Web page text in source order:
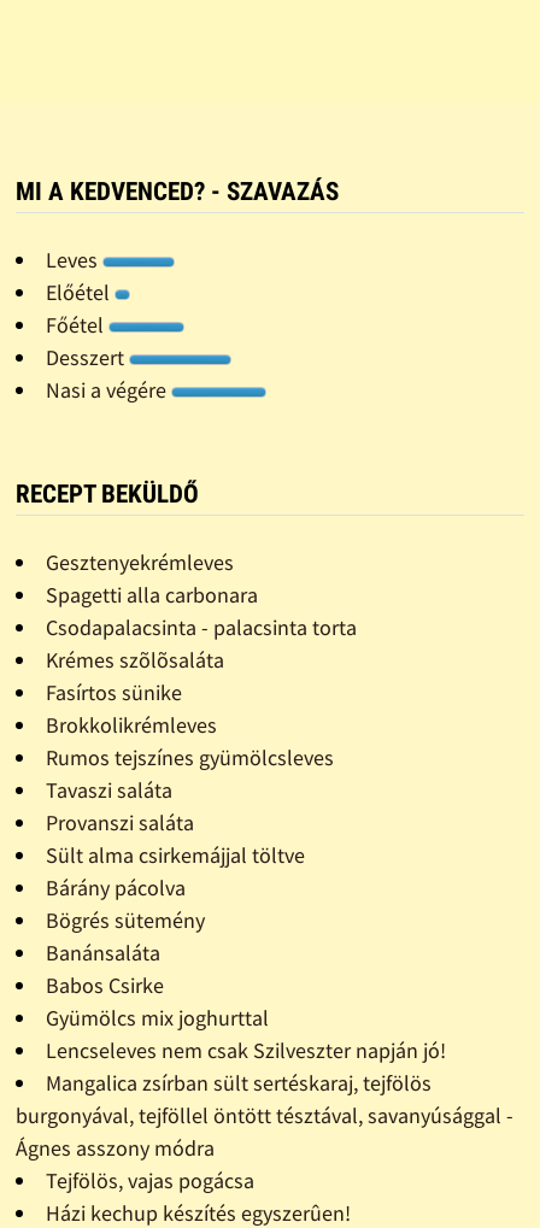
MI A KEDVENCED? - SZAVAZÁS
Leves
Előétel
Főétel
Desszert
Nasi a végére
RECEPT BEKÜLDŐ
Gesztenyekrémleves
Spagetti alla carbonara
Csodapalacsinta - palacsinta torta
Krémes szõlõsaláta
Fasírtos sünike
Brokkolikrémleves
Rumos tejszínes gyümölcsleves
Tavaszi saláta
Provanszi saláta
Sült alma csirkemájjal töltve
Bárány pácolva
Bögrés sütemény
Banánsaláta
Babos Csirke
Gyümölcs mix joghurttal
Lencseleves nem csak Szilveszter napján jó!
Mangalica zsírban sült sertéskaraj, tejfölös
burgonyával, tejföllel öntött tésztával, savanyúsággal -
Ágnes asszony módra
Tejfölös, vajas pogácsa
Házi kechup készítés egyszerûen!